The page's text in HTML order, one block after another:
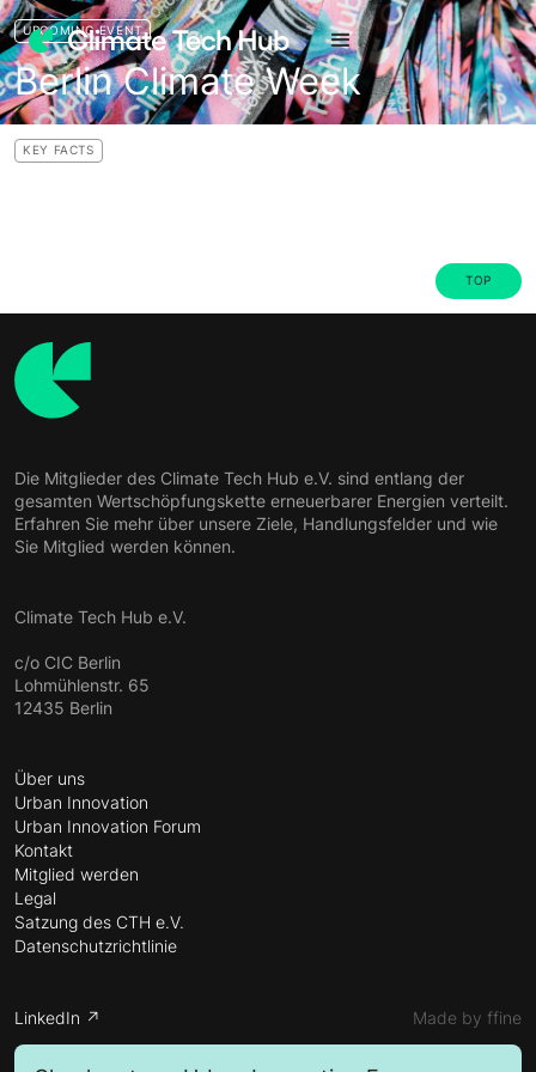
UPCOMING EVENT
Berlin Climate Week
KEY FACTS
TOP
Die Mitglieder des Climate Tech Hub e.V. sind entlang der
gesamten Wertschöpfungskette erneuerbarer Energien verteilt.
Erfahren Sie mehr über unsere Ziele, Handlungsfelder und wie
Sie Mitglied werden können.
Climate Tech Hub e.V.
c/o CIC Berlin
Lohmühlenstr. 65
12435 Berlin
Über uns
Urban Innovation
Urban Innovation Forum
Kontakt
Mitglied werden
Legal
Satzung des CTH e.V.
Datenschutzrichtlinie
LinkedIn ↗ Made by ffine